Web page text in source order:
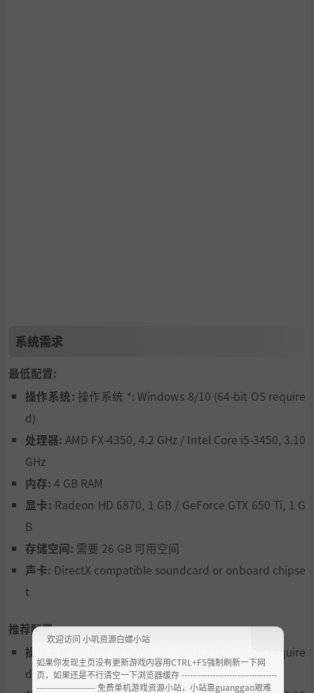
系统需求
最低配置:
操作系统: 操作系统 *: Windows 8/10 (64-bit OS require
d)
处理器: AMD FX-4350, 4.2 GHz / Intel Core i5-3450, 3.10
GHz
内存: 4 GB RAM
显卡: Radeon HD 6870, 1 GB / GeForce GTX 650 Ti, 1 G
B
存储空间: 需要 26 GB 可用空间
声卡: DirectX compatible soundcard or onboard chipse
t
推荐配置:
操作系统:
操作系统 *: Windows 8/10 (64-bit OS require
d)
欢迎访问 小叽资源白嫖小站
如果你发现主页没有更新游戏内容用CTRL+F5强制刷新一下网
页，如果还是不行清空一下浏览器缓存 ----------------------------------
--------------------- 免费单机游戏资源小站，小站靠guanggao艰难